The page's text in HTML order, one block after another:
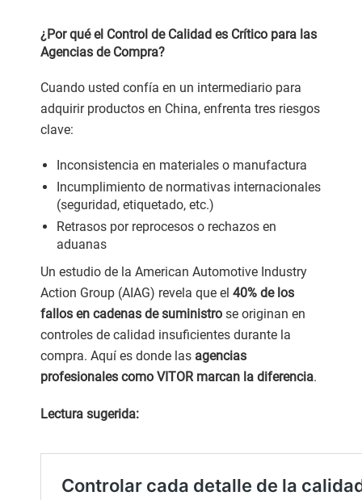
¿Por qué el Control de Calidad es Crítico para las
Agencias de Compra?
Cuando usted confía en un intermediario para
adquirir productos en China, enfrenta tres riesgos
clave:
Inconsistencia en materiales o manufactura
Incumplimiento de normativas internacionales
(seguridad, etiquetado, etc.)
Retrasos por reprocesos o rechazos en
aduanas
Un estudio de la American Automotive Industry
Action Group (AIAG) revela que el 40% de los
fallos en cadenas de suministro se originan en
controles de calidad insuficientes durante la
compra. Aquí es donde las agencias
profesionales como VITOR marcan la diferencia.
Lectura sugerida: